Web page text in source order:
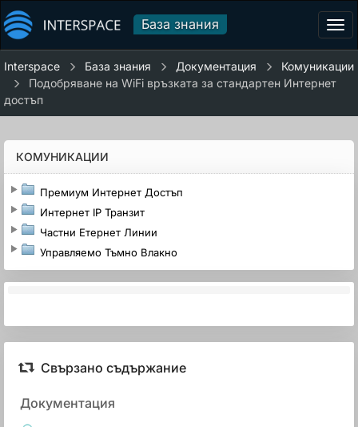
База знания
Interspace База знания Документация
Комуникации
Подобряване на WiFi връзката за стандартен Интернет
достъп
КОМУНИКАЦИИ
Премиум Интернет Достъп
Интернет IP Транзит
Частни Етернет Линии
Управляемо Тъмно Влакно
Свързано съдържание
Документация